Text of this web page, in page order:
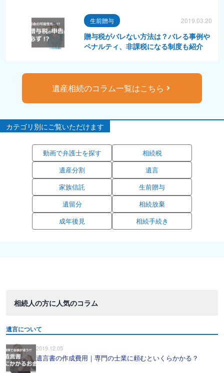
生前贈与 2019.03.20
贈与税がバレない方法は？バレる事例や
ペナルティ、非課税になる制度も紹介
遺産相続のコラム一覧はこちら
カテゴリ別にご覧いただけます
動画で弁護士を探す
相続税
遺産分割
遺言
家族信託
生前贈与
遺留分
相続放棄
成年後見
相続手続き
相続人の方に人気のコラム
遺言について
2019.12.05
遺言書の作成費用｜専門の士業に頼むといくらかかる？